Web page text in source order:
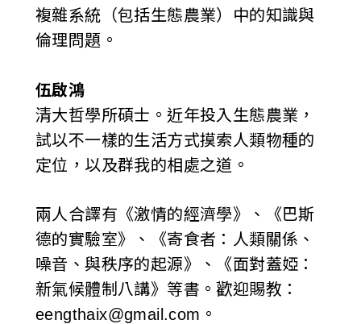
複雜系統（包括生態農業）中的知識與
倫理問題。
伍啟鴻
清大哲學所碩士。近年投入生態農業，
試以不一樣的生活方式摸索人類物種的
定位，以及群我的相處之道。
兩人合譯有《激情的經濟學》、《巴斯
德的實驗室》、《寄食者：人類關係、
噪音、與秩序的起源》、《面對蓋婭：
新氣候體制八講》等書。歡迎賜教：
eengthaix@gmail.com。